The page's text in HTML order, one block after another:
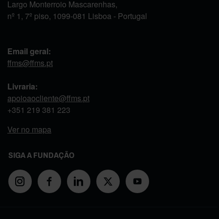
Largo Monterroio Mascarenhas,
nº 1, 7º piso, 1099-081 Lisboa - Portugal
Email geral:
ffms@ffms.pt
Livraria:
apoioaocliente@ffms.pt
+351 219 381 223
Ver no mapa
SIGA A FUNDAÇÃO